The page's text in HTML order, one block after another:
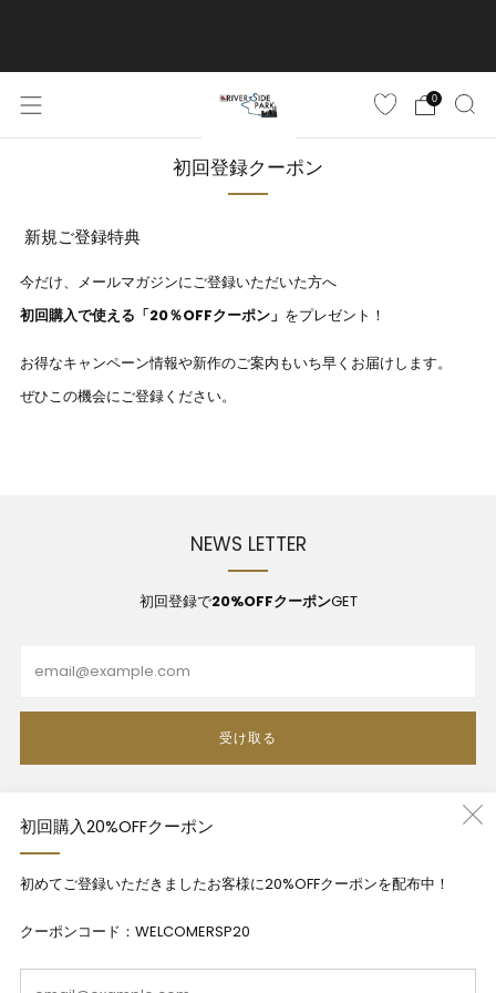
0
初回購入20%OFFクーポン
初めてご登録いただきましたお客様に20%OFFクーポンを配布中！
クーポンコード：WELCOMERSP20
初回登録クーポン
新規ご登録特典
今だけ、メールマガジンにご登録いただいた方へ
初回購入で使える「20％OFFクーポン」 をプレゼント！
お得なキャンペーン情報や新作のご案内もいち早くお届けします。
ぜひこの機会にご登録ください。
NEWS LETTER
初回登録で20%OFFクーポンGET
受け取る
プライバシーポリシー